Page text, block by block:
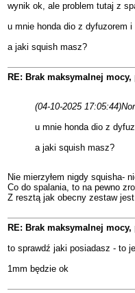
wynik ok, ale problem tutaj z
u mnie honda dio z dyfuzorem i
a jaki squish masz?
RE: Brak maksymalnej
(04-10-2025 17:05:44)
u mnie honda dio z
a jaki squish masz?
Nie mierzyłem nigdy squisha-
Co do spalania, to na pewno
Z resztą jak obecny zestaw
RE: Brak maksymalnej
to sprawdź jaki posiadasz - to
1mm będzie ok